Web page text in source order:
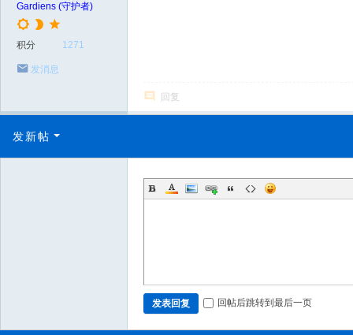
Gardiens (守护者)
积分 1271
发消息
回复
发新帖
发表回复 回帖后跳转到最后一页